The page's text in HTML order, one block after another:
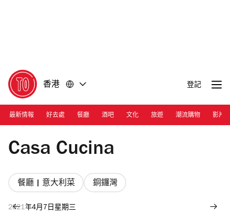
香港 登記
最新情報 好去處 餐廳 酒吧 文化 旅遊 潮流購物 影片
Photograph: Courtesy Casa Cucina
Casa Cucina
餐廳 | 意大利菜 銅鑼灣
2021年4月7日星期三